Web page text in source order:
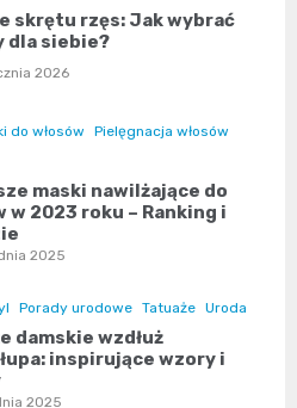
skrętu rzęs: Jak wybrać
dla siebie?
2026
do włosów
Pielęgnacja włosów
maski nawilżające do
w 2023 roku – Ranking i
2025
Porady urodowe Tatuaże Uroda
damskie wzdłuż
inspirujące wzory i
2025